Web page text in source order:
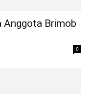
Brimob
0